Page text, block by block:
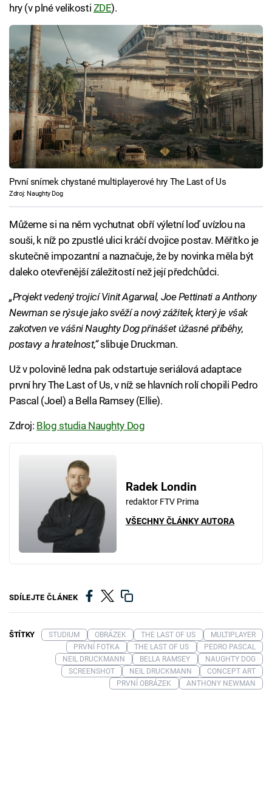
hry (v plné velikosti ZDE).
První snímek chystané multiplayerové hry The Last of Us
Zdroj: Naughty Dog
Můžeme si na něm vychutnat obří výletní loď uvízlou na
souši, k níž po zpustlé ulici kráčí dvojice postav. Měřítko je
skutečně impozantní a naznačuje, že by novinka měla být
daleko otevřenější záležitostí než její předchůdci.
„Projekt vedený trojicí Vinit Agarwal, Joe Pettinati a Anthony
Newman se rýsuje jako svěží a nový zážitek, který je však
zakotven ve vášni Naughty Dog přinášet úžasné příběhy,
postavy a hratelnost,“slibuje Druckman.
Už v polovině ledna pak odstartuje seriálová adaptace
první hry The Last of Us, v níž se hlavních rolí chopili Pedro
Pascal (Joel) a Bella Ramsey (Ellie).
Zdroj: Blog studia Naughty Dog
Radek Londin
redaktor FTV Prima
VŠECHNY ČLÁNKY AUTORA
SDÍLEJTE ČLÁNEK
ŠTÍTKY STUDIUM OBRÁZEK THE LAST OF US
MULTIPLAYER
PRVNÍ FOTKA
THE LAST OF US
PEDRO PASCAL
NEIL DRUCKMANN
BELLA RAMSEY
NAUGHTY DOG
SCREENSHOT
NEIL DRUCKMANN
CONCEPT ART
PRVNÍ OBRÁZEK
ANTHONY NEWMAN